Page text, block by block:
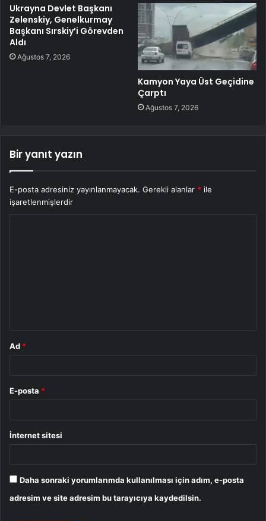
Ukrayna Devlet Başkanı
Zelenskiy, Genelkurmay
Başkanı Sırskiy’i Görevden
Aldı
Ağustos 7, 2026
Kamyon Yaya Üst Geçidine
Çarptı
Ağustos 7, 2026
Bir yanıt yazın
E-posta adresiniz yayınlanmayacak. Gerekli alanlar * ile
işaretlenmişlerdir
Ad *
E-posta *
İnternet sitesi
Daha sonraki yorumlarımda kullanılması için adım, e-posta
adresim ve site adresim bu tarayıcıya kaydedilsin.